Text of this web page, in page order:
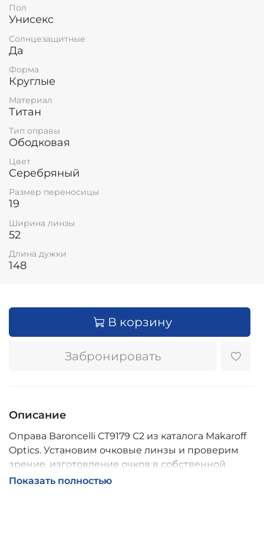
Пол
Унисекс
Солнцезащитные
Да
Форма
Круглые
Материал
Титан
Тип оправы
Ободковая
Цвет
Серебряный
Размер переносицы
19
Ширина линзы
52
Длина дужки
148
В корзину
Забронировать
Описание
Оправа Baroncelli CT9179 C2 из каталога Makaroff
Optics. Установим очковые линзы и проверим
зрение, изготовление очков в собственной
мастерской, обычно 2–5 дней, индивидуальные
Показать полностью